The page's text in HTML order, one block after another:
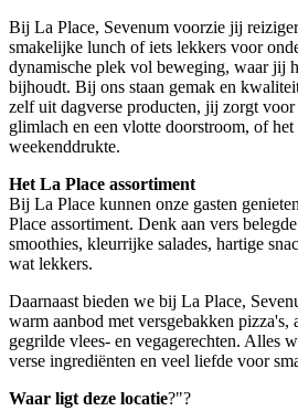
Bij La Place, Sevenum voorzie jij
smakelijke lunch of iets lekkers voor
dynamische plek vol beweging, waar jij
bijhoudt. Bij ons staan gemak en
zelf uit dagverse producten, jij zorgt
glimlach en een vlotte doorstroom, of
weekenddrukte.
Het La Place assortiment
Bij La Place kunnen onze gasten
Place assortiment. Denk aan vers
smoothies, kleurrijke salades, hartige
wat lekkers.
Daarnaast bieden we bij La Place,
warm aanbod met versgebakken pizza's,
gegrilde vlees- en vegagerechten. Alles
verse ingrediënten en veel liefde voor
Waar ligt deze locatie?"?